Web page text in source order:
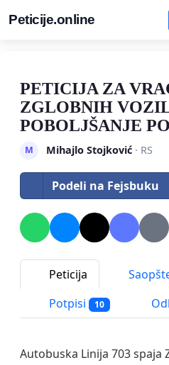
Peticije.online
PETICIJA ZA
ZGLOBNIH
POBOLJŠANJE
M Mihajlo Stojković· RS
Podeli na Fejsbuku
Peticija
Potpisi 10
Autobuska Linija 703 spaja